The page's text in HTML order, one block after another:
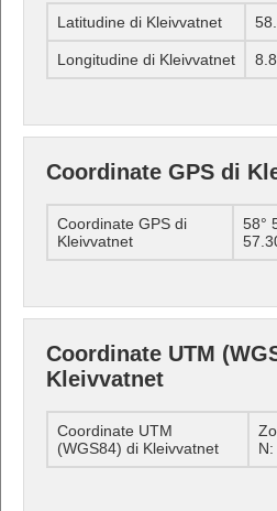
Latitudine di Kleivvatnet
Longitudine di Kleivvatnet
Coordinate GPS di
Coordinate GPS di
Kleivvatnet
58°
Coordinate UTM
Kleivvatnet
Coordinate UTM
(WGS84) di Kleivvatnet